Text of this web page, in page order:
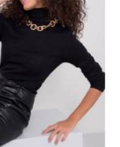
takim razie nie
jest